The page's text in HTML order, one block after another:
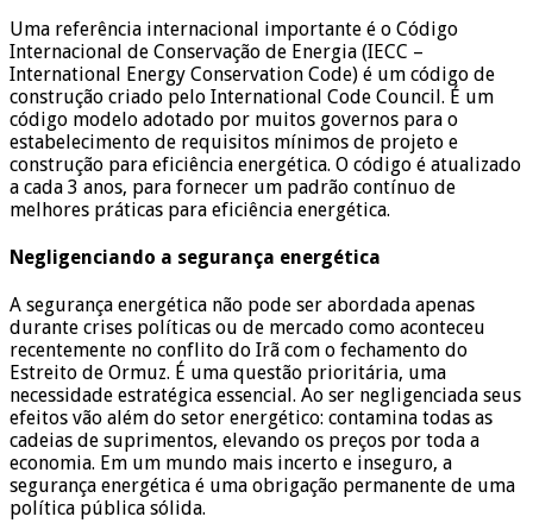
Uma referência internacional importante é o Código
Internacional de Conservação de Energia (IECC –
International Energy Conservation Code) é um código de
construção criado pelo International Code Council. É um
código modelo adotado por muitos governos para o
estabelecimento de requisitos mínimos de projeto e
construção para eficiência energética. O código é atualizado
a cada 3 anos, para fornecer um padrão contínuo de
melhores práticas para eficiência energética.
Negligenciando a segurança energética
A segurança energética não pode ser abordada apenas
durante crises políticas ou de mercado como aconteceu
recentemente no conflito do Irã com o fechamento do
Estreito de Ormuz. É uma questão prioritária, uma
necessidade estratégica essencial. Ao ser negligenciada seus
efeitos vão além do setor energético: contamina todas as
cadeias de suprimentos, elevando os preços por toda a
economia. Em um mundo mais incerto e inseguro, a
segurança energética é uma obrigação permanente de uma
política pública sólida.